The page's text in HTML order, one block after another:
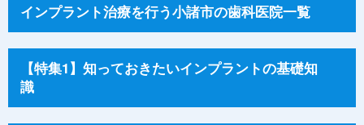
インプラント治療を行う小諸市の歯科医院一覧
【特集1】知っておきたいインプラントの基礎知
識